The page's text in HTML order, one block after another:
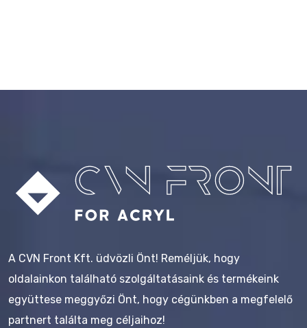
A CVN Front Kft. üdvözli Önt! Reméljük, hogy
oldalainkon található szolgáltatásaink és termékeink
együttese meggyőzi Önt, hogy cégünkben a megfelelő
partnert találta meg céljaihoz!